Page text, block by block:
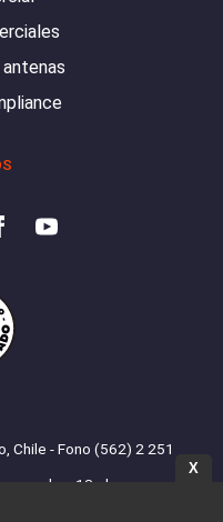
Chile - Fono (562) 2 251
13.cl
X